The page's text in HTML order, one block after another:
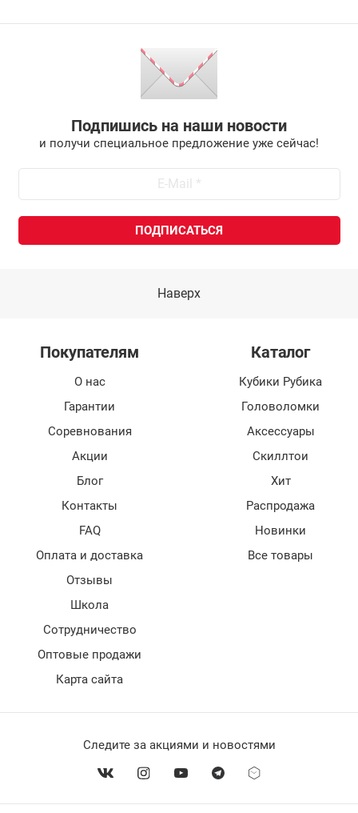
Подпишись на наши новости
и получи специальное предложение уже сейчас!
Наверх
Покупателям
О нас
Гарантии
Соревнования
Акции
Блог
Контакты
FAQ
Оплата и доставка
Отзывы
Школа
Сотрудничество
Оптовые продажи
Карта сайта
Каталог
Кубики Рубика
Головоломки
Аксессуары
Скиллтои
Хит
Распродажа
Новинки
Все товары
Следите за акциями и новостями